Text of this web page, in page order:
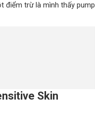
điểm trừ là mình thấy pump
Skin